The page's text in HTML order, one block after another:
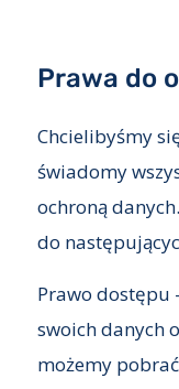
Prawa do
Chcielibyśmy
świadomy
ochroną
do
Prawo dostępu
swoich danych
możemy